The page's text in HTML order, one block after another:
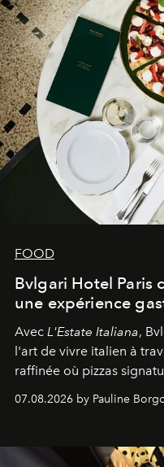
FOOD
Bvlgari Hotel Paris
une expérience
Avec L'Estate Italiana,
l'art de vivre italien à
raffinée où pizzas
07.08.2026 by Pauline